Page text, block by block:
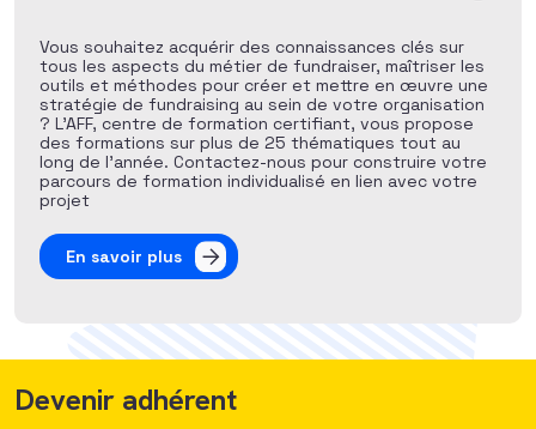
Vous souhaitez acquérir des connaissances clés sur
tous les aspects du métier de fundraiser, maîtriser les
outils et méthodes pour créer et mettre en œuvre une
stratégie de fundraising au sein de votre organisation
? L’AFF, centre de formation certifiant, vous propose
des formations sur plus de 25 thématiques tout au
long de l’année. Contactez-nous pour construire votre
parcours de formation individualisé en lien avec votre
projet
En savoir plus
Devenir adhérent